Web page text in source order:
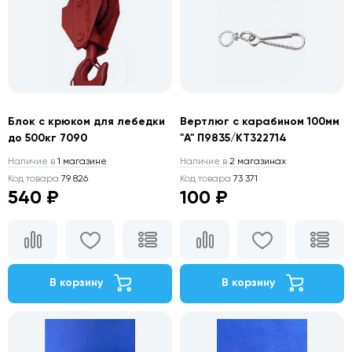
Блок с крюком для лебедки
до 500кг 7090
Наличие в 1 магазине
Код товара 79 826
540 ₽
В корзину
Вертлюг с карабином 100мм
"А" П9835/КТ322714
Наличие в 2 магазинах
Код товара 73 371
100 ₽
В корзину